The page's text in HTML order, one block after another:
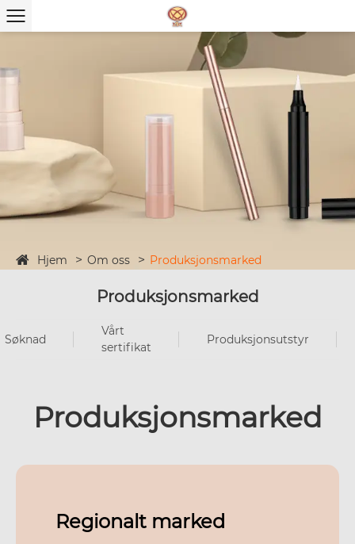
Hjem Om oss Produksjonsmarked
Produksjonsmarked
Søknad
Vårt
sertifikat
Produksjonsutstyr
Produksjonsmarked
Regionalt marked